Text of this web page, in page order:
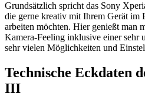
Grundsätzlich spricht das Sony
die gerne kreativ mit Ihrem Gerät im
arbeiten möchten. Hier genießt man
Kamera-Feeling inklusive einer sehr
sehr vielen Möglichkeiten und
Technische Eckdaten
III